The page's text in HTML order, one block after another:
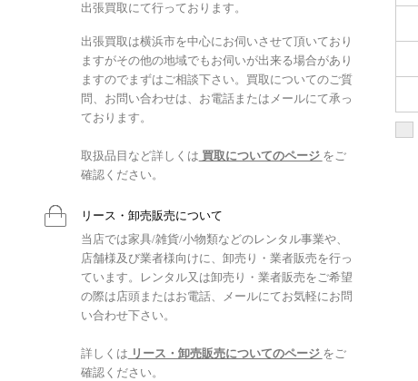
出張買取にて行っております。
出張買取は横浜市を中心にお伺いさせて頂いており
ますがその他の地域でもお伺いが出来る場合があり
ますのでまずはご相談下さい。買取についてのご質
問、お問い合わせは、お電話またはメールにて承っ
ております。
取扱品目など詳しくは 買取についてのページ をご
確認ください。
リース・卸売販売について
当店では家具/雑貨/小物類などのレンタル事業や、
店舗様及び業者様向けに、卸売り・業者販売を行っ
ています。レンタル又は卸売り・業者販売をご希望
の際は店頭またはお電話、メールにてお気軽にお問
い合わせ下さい。
詳しくは リース・卸売販売についてのページ をご
確認ください。